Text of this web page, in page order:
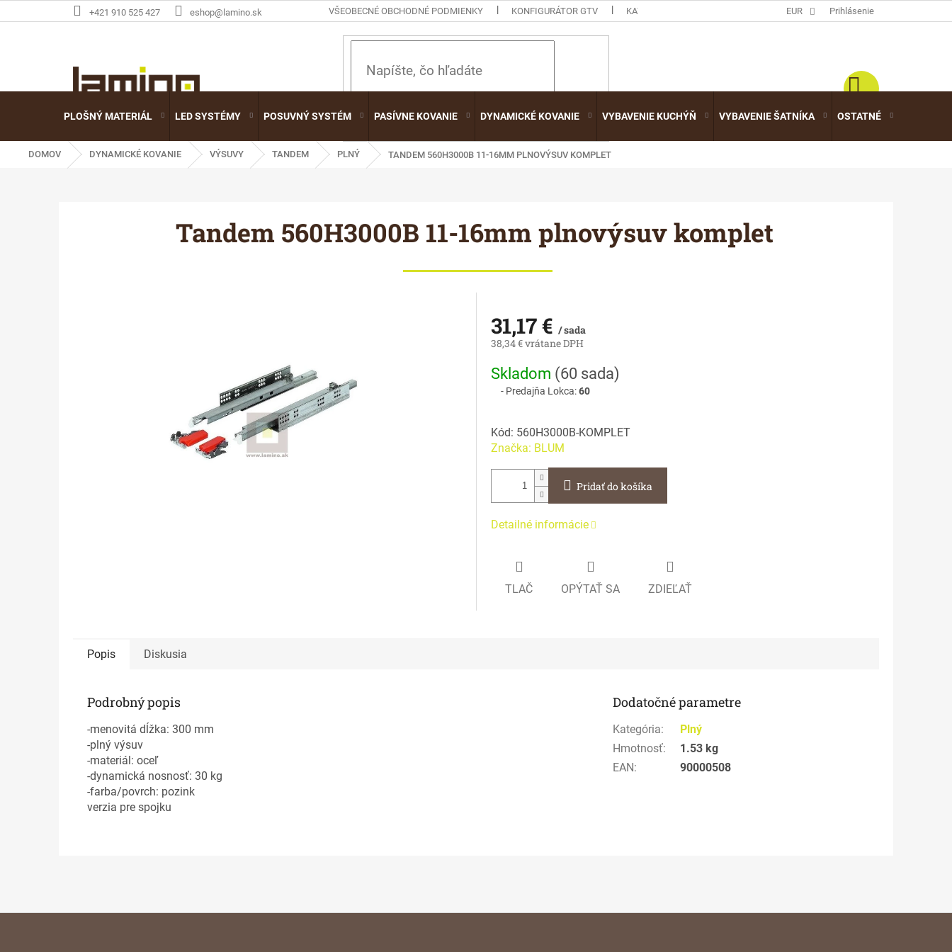
na
+421 910 525 427 eshop@lamino.sk VŠEOBECNÉ OBCHODNÉ PODMIENKY KONFIGURÁTOR GTV KATALÓGY EUR Prihlásenie
HĽADAŤ
PLOŠNÝ MATERIÁL LED SYSTÉMY POSUVNÝ SYSTÉM PASÍVNE KOVANIE DYNAMICKÉ KOVANIE VYBAVENIE KUCHÝŇ VYBAVENIE ŠATNÍKA OSTATNÉ
DOMOV DYNAMICKÉ KOVANIE VÝSUVY TANDEM PLNÝ TANDEM 560H3000B 11-16MM PLNOVÝSUV KOMPLET
Tandem 560H3000B 11-16mm plnovýsuv komplet
31,17 € / sada
38,34 € vrátane DPH
Jednotková
cena:
Skladom (60 sada)
Predajňa Lokca:60
Kód: 560H3000B-KOMPLET
Značka: BLUM
Pridať do košíka
Detailné informácie
TLAČ OPÝTAŤ SA ZDIEĽAŤ
Popis Diskusia
Podrobný popis
-menovitá dĺžka: 300 mm
-plný výsuv
-materiál: oceľ
-dynamická nosnosť: 30 kg
-farba/povrch: pozink
verzia pre spojku
Dodatočné parametre
Kategória:
Plný
Hmotnosť:
1.53 kg
EAN: 90000508